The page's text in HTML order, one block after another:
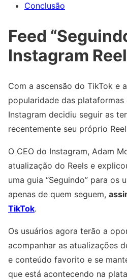
Conclusão
Feed
Instagram
Com a ascensão do TikTok e
popularidade das plataformas
Instagram decidiu seguir as
recentemente seu próprio
O CEO do Instagram, Adam
atualização do Reels e
uma guia “Seguindo” para os
apenas de quem seguem,
TikTok.
Os usuários agora terão a
acompanhar as atualizações
e conteúdo favorito e se
que está acontecendo na